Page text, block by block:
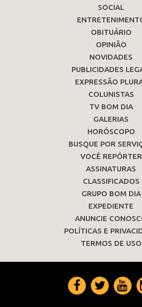
SOCIAL
OBITUÁRIO
OPINIÃO
NOVIDADES
PUBLICIDADES
EXPRESSÃO
COLUNISTAS
TV BOM DIA
GALERIAS
HORÓSCOPO
BUSQUE POR
VOCÊ REPÓRTER
ASSINATURAS
CLASSIFICADOS
GRUPO BOM DIA
EXPEDIENTE
ANUNCIE
POLÍTICAS E
TERMOS DE USO